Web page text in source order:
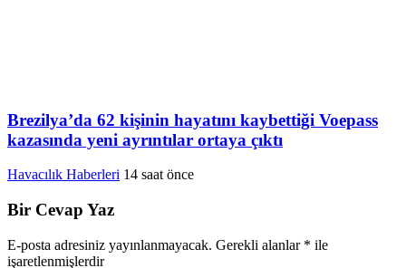
Brezilya’da 62 kişinin hayatını kaybettiği Voepass
kazasında yeni ayrıntılar ortaya çıktı
Havacılık Haberleri 14 saat önce
Bir Cevap Yaz
E-posta adresiniz yayınlanmayacak. Gerekli alanlar * ile
işaretlenmişlerdir